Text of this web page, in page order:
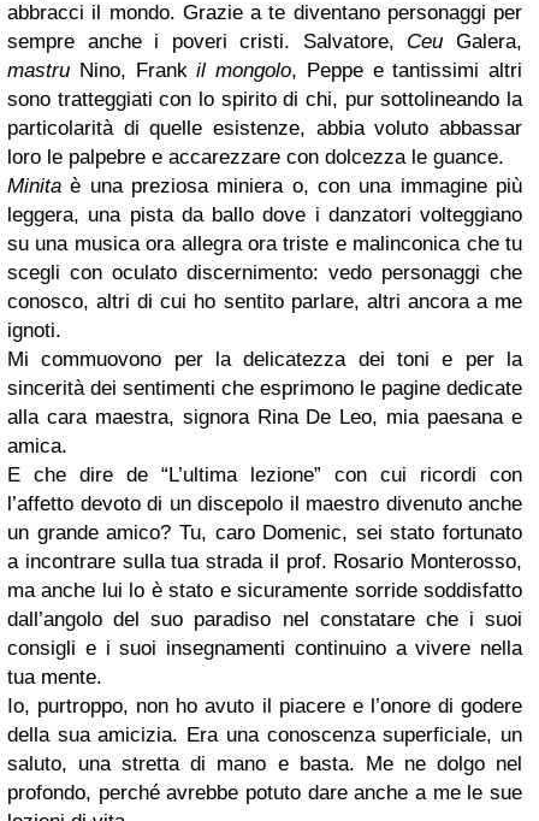
abbracci il mondo. Grazie a te diventano personaggi per
sempre anche i poveri cristi. Salvatore, Ceu Galera,
mastru Nino, Frankil mongolo, Peppe e tantissimi altri
sono tratteggiati con lo spirito di chi, pur sottolineando la
particolarità di quelle esistenze, abbia voluto abbassar
loro le palpebre e accarezzare con dolcezza le guance.
Minita è una preziosa miniera o, con una immagine più
leggera, una pista da ballo dove i danzatori volteggiano
su una musica ora allegra ora triste e malinconica che tu
scegli con oculato discernimento: vedo personaggi che
conosco, altri di cui ho sentito parlare, altri ancora a me
ignoti.
Mi commuovono per la delicatezza dei toni e per la
sincerità dei sentimenti che esprimono le pagine dedicate
alla cara maestra, signora Rina De Leo, mia paesana e
amica.
E che dire de “L’ultima lezione” con cui ricordi con
l’affetto devoto di un discepolo il maestro divenuto anche
un grande amico? Tu, caro Domenic, sei stato fortunato
a incontrare sulla tua strada il prof. Rosario Monterosso,
ma anche lui lo è stato e sicuramente sorride soddisfatto
dall’angolo del suo paradiso nel constatare che i suoi
consigli e i suoi insegnamenti continuino a vivere nella
tua mente.
Io, purtroppo, non ho avuto il piacere e l’onore di godere
della sua amicizia. Era una conoscenza superficiale, un
saluto, una stretta di mano e basta. Me ne dolgo nel
profondo, perché avrebbe potuto dare anche a me le sue